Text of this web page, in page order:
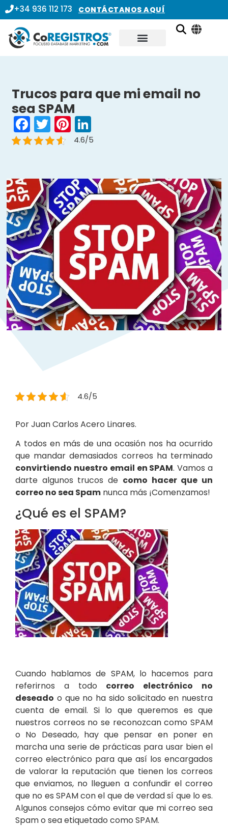
+34 936 112 173 CONTÁCTANOS AQUÍ
Trucos para que mi email no
sea SPAM
Facebook
TwitterPinterest
4.6/5
4.6/5
Por Juan Carlos Acero Linares.
A todos en más de una ocasión nos ha ocurrido
que mandar demasiados correos ha terminado
convirtiendo nuestro email en SPAM. Vamos a
darte algunos trucos de como hacer que un
correo no sea Spam nunca más ¡Comenzamos!
¿Qué es el SPAM?
Cuando hablamos de SPAM, lo hacemos para
referirnos a todo correo electrónico no
deseado o que no ha sido solicitado en nuestra
cuenta de email. Si lo que queremos es que
nuestros correos no se reconozcan como SPAM
o No Deseado, hay que pensar en poner en
marcha una serie de prácticas para usar bien el
correo electrónico para que así los encargados
de valorar la reputación que tienen los correos
que enviamos, no lleguen a confundir el correo
que no es SPAM con el que de verdad sí que lo es.
Algunos consejos cómo evitar que mi correo sea
Spam o sea etiquetado como SPAM.